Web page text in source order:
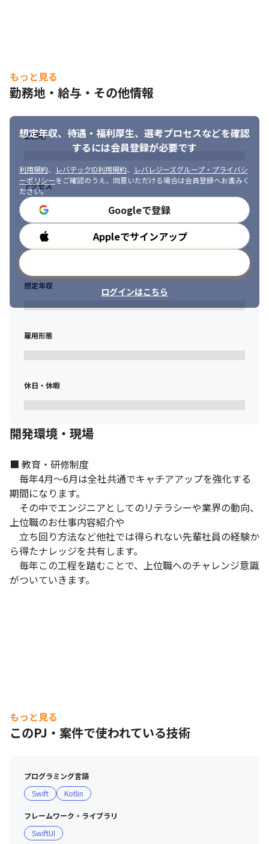
もっと見る
勤務地・給与・その他情報
想定年収、待遇・福利厚生、 選考プロセスなどを確認
するには会員登録が必要です
利用規約、 レバテックID利用規約、
レバレジーズグループ・プライバシ
ーポリシーをご確認のうえ、同意いただける場合は会員登録へお進みく
ださい。
Googleで登録
Appleでサインアップ
ログインはこちら
勤務地
アクセス
勤務時間
想定年収
雇用形態
休日・休暇
開発環境・現場
■ 教育・研修制度
毎年4月〜6月は全社共通でキャチアアップを強化する
期間になります。
その中でエンジニアとしてのリテラシーや業界の動向、
上位職のお仕事内容紹介や
立ち回り方法など他社では得られない先輩社員の経験か
ら得たナレッジを共有します。
毎年この工程を踏むことで、上位職へのチャレンジ意識
がついていきます。
もっと見る
このPJ・案件で使われている技術
プログラミング言語
Swift
Kotlin
フレームワーク・ライブラリ
SwiftUI